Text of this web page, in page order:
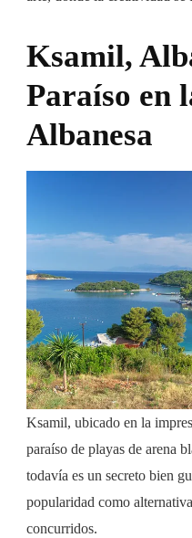
Ksamil,
Paraíso en
Albanesa
Ksamil, ubicado en la
paraíso de playas de arena
todavía es un secreto bien
popularidad como
concurridos.